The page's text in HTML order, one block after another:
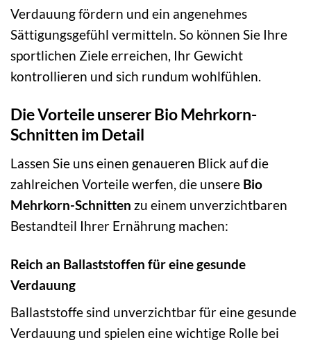
Verdauung fördern und ein angenehmes
Sättigungsgefühl vermitteln. So können Sie Ihre
sportlichen Ziele erreichen, Ihr Gewicht
kontrollieren und sich rundum wohlfühlen.
Die Vorteile unserer Bio Mehrkorn-
Schnitten im Detail
Lassen Sie uns einen genaueren Blick auf die
zahlreichen Vorteile werfen, die unsere Bio
Mehrkorn-Schnitten zu einem unverzichtbaren
Bestandteil Ihrer Ernährung machen:
Reich an Ballaststoffen für eine gesunde
Verdauung
Ballaststoffe sind unverzichtbar für eine gesunde
Verdauung und spielen eine wichtige Rolle bei